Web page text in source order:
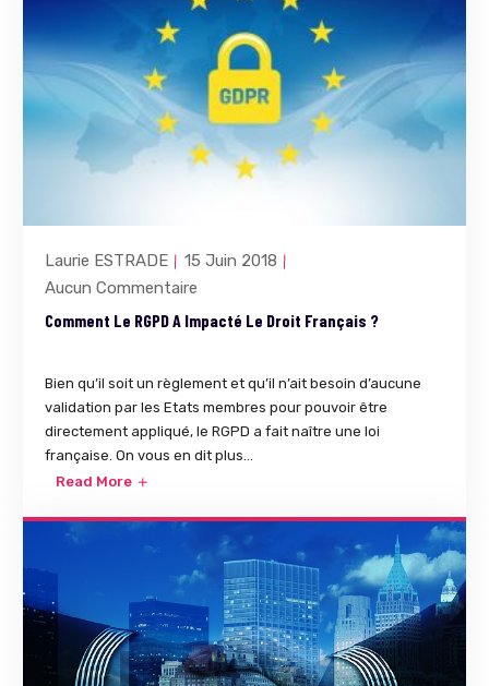
Laurie ESTRADE
15 Juin 2018
Aucun Commentaire
Comment Le RGPD A Impacté Le Droit Français ?
Bien qu’il soit un règlement et qu’il n’ait besoin d’aucune
validation par les Etats membres pour pouvoir être
directement appliqué, le RGPD a fait naître une loi
française. On vous en dit plus…
Read More